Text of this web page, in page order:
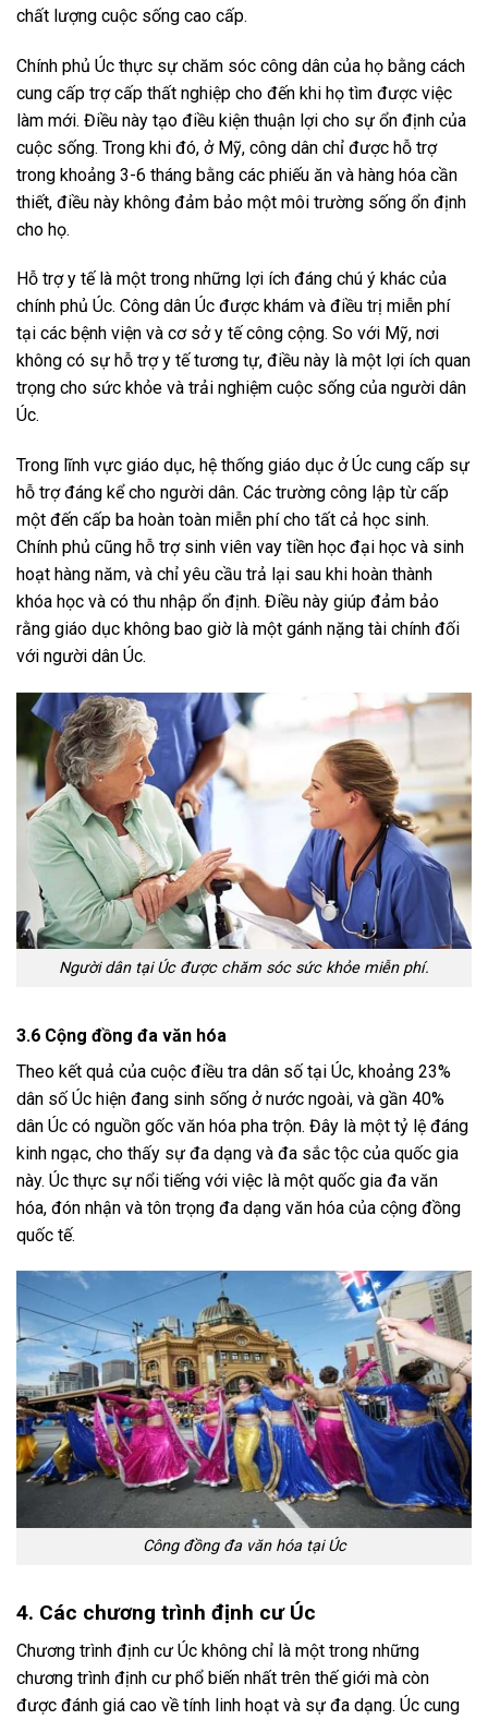
chất lượng cuộc sống cao cấp.
Chính phủ Úc thực sự chăm sóc công dân của họ bằng cách
cung cấp trợ cấp thất nghiệp cho đến khi họ tìm được việc
làm mới. Điều này tạo điều kiện thuận lợi cho sự ổn định của
cuộc sống. Trong khi đó, ở Mỹ, công dân chỉ được hỗ trợ
trong khoảng 3-6 tháng bằng các phiếu ăn và hàng hóa cần
thiết, điều này không đảm bảo một môi trường sống ổn định
cho họ.
Hỗ trợ y tế là một trong những lợi ích đáng chú ý khác của
chính phủ Úc. Công dân Úc được khám và điều trị miễn phí
tại các bệnh viện và cơ sở y tế công cộng. So với Mỹ, nơi
không có sự hỗ trợ y tế tương tự, điều này là một lợi ích quan
trọng cho sức khỏe và trải nghiệm cuộc sống của người dân
Úc.
Trong lĩnh vực giáo dục, hệ thống giáo dục ở Úc cung cấp sự
hỗ trợ đáng kể cho người dân. Các trường công lập từ cấp
một đến cấp ba hoàn toàn miễn phí cho tất cả học sinh.
Chính phủ cũng hỗ trợ sinh viên vay tiền học đại học và sinh
hoạt hàng năm, và chỉ yêu cầu trả lại sau khi hoàn thành
khóa học và có thu nhập ổn định. Điều này giúp đảm bảo
rằng giáo dục không bao giờ là một gánh nặng tài chính đối
với người dân Úc.
Người dân tại Úc được chăm sóc sức khỏe miễn phí.
3.6 Cộng đồng đa văn hóa
Theo kết quả của cuộc điều tra dân số tại Úc, khoảng 23%
dân số Úc hiện đang sinh sống ở nước ngoài, và gần 40%
dân Úc có nguồn gốc văn hóa pha trộn. Đây là một tỷ lệ đáng
kinh ngạc, cho thấy sự đa dạng và đa sắc tộc của quốc gia
này. Úc thực sự nổi tiếng với việc là một quốc gia đa văn
hóa, đón nhận và tôn trọng đa dạng văn hóa của cộng đồng
quốc tế.
Công đồng đa văn hóa tại Úc
4. Các chương trình định cư Úc
Chương trình định cư Úc không chỉ là một trong những
chương trình định cư phổ biến nhất trên thế giới mà còn
được đánh giá cao về tính linh hoạt và sự đa dạng. Úc cung